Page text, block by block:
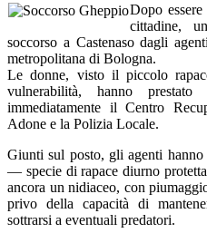
Dopo
cittadine,
soccorso a Castenaso dagli
metropolitana di Bologna.
Le donne, visto il piccolo
vulnerabilità, hanno
immediatamente il Centro
Adone e la Polizia Locale.
Giunti sul posto, gli agenti
— specie di rapace diurno
ancora un nidiaceo, con
privo della capacità di
sottrarsi a eventuali predatori.